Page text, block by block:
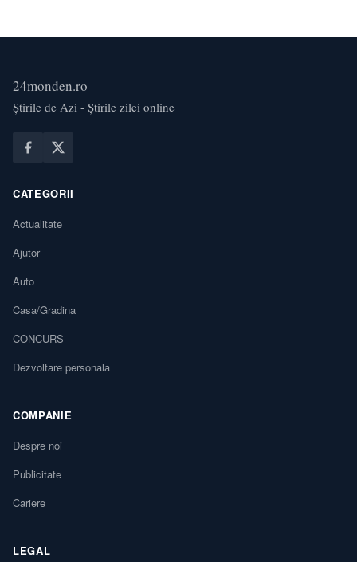
24monden.ro
Știrile de Azi - Știrile zilei online
CATEGORII
Actualitate
Ajutor
Auto
Casa/Gradina
CONCURS
Dezvoltare personala
COMPANIE
Despre noi
Publicitate
Cariere
LEGAL